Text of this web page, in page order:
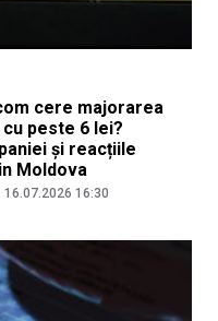
cere majorarea
peste 6 lei?
și reacțiile
Moldova
16.07.2026 16:30